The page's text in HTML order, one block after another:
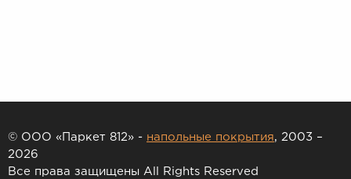
© ООО «Паркет 812» - напольные покрытия, 2003 –
2026
Все права защищены All Rights Reserved